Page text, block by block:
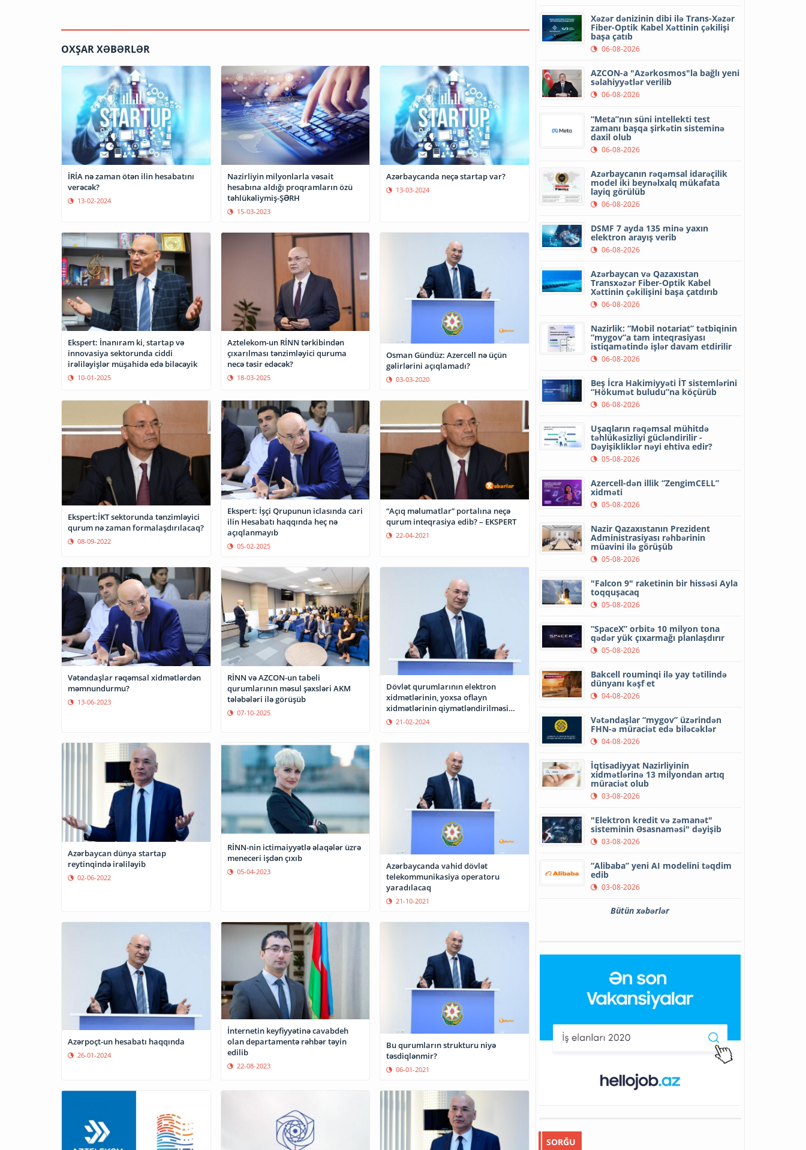
OXŞAR XƏBƏRLƏR
İRİA nə zaman ötən ilin hesabatını
verəcək?
13-02-2024
Nazirliyin milyonlarla vəsait
hesabına aldığı proqramların özü
təhlükəliymiş-ŞƏRH
15-03-2023
Azərbaycanda neçə startap var?
13-03-2024
Ekspert: İnanıram ki, startap və
innovasiya sektorunda ciddi
irəliləyişlər müşahidə edə biləcəyik
10-01-2025
Aztelekom-un RİNN tərkibindən
çıxarılması tənzimləyici quruma
necə təsir edəcək?
18-03-2025
Osman Gündüz: Azercell nə üçün
gəlirlərini açıqlamadı?
03-03-2020
Ekspert:İKT sektorunda tənzimləyici
qurum nə zaman formalaşdırılacaq?
08-09-2022
Ekspert: İşçi Qrupunun iclasında cari
ilin Hesabatı haqqında heç nə
açıqlanmayıb
05-02-2025
“Açıq məlumatlar” portalına neçə
qurum inteqrasiya edib? – EKSPERT
22-04-2021
Vətəndaşlar rəqəmsal xidmətlərdən
məmnundurmu?
13-06-2023
RİNN və AZCON-un tabeli
qurumlarının məsul şəxsləri AKM
tələbələri ilə görüşüb
07-10-2025
Dövlət qurumlarının elektron
xidmətlərinin, yoxsa oflayn
xidmətlərinin qiymətləndirilməsi
ictimai əhəmiyyət kəsb edir?
21-02-2024
Azərbaycan dünya startap
reytinqində irəliləyib
02-06-2022
RİNN-nin ictimaiyyətlə əlaqələr üzrə
meneceri işdən çıxıb
05-04-2023
Azərbaycanda vahid dövlət
telekommunikasiya operatoru
yaradılacaq
21-10-2021
Azərpoçt-un hesabatı haqqında
26-01-2024
İnternetin keyfiyyətinə cavabdeh
olan departamentə rəhbər təyin
edilib
22-08-2023
Bu qurumların strukturu niyə
təsdiqlənmir?
06-01-2021
Xəzər dənizinin dibi ilə Trans-Xəzər
Fiber-Optik Kabel Xəttinin çəkilişi
başa çatıb
06-08-2026
AZCON-a "Azərkosmos"la bağlı yeni
səlahiyyətlər verilib
06-08-2026
“Meta”nın süni intellekti test
zamanı başqa şirkətin sisteminə
daxil olub
06-08-2026
Azərbaycanın rəqəmsal idarəçilik
model iki beynəlxalq mükafata
layiq görülüb
06-08-2026
DSMF 7 ayda 135 minə yaxın
elektron arayış verib
06-08-2026
Azərbaycan və Qazaxıstan
Transxəzər Fiber-Optik Kabel
Xəttinin çəkilişini başa çatdırıb
06-08-2026
Nazirlik: “Mobil notariat” tətbiqinin
“mygov”a tam inteqrasiyası
istiqamətində işlər davam etdirilir
06-08-2026
Beş İcra Hakimiyyəti İT sistemlərini
“Hökumət buludu”na köçürüb
06-08-2026
Uşaqların rəqəmsal mühitdə
təhlükəsizliyi gücləndirilir -
Dəyişikliklər nəyi ehtiva edir?
05-08-2026
Azercell-dən illik “ZengimCELL”
xidməti
05-08-2026
Nazir Qazaxıstanın Prezident
Administrasiyası rəhbərinin
müavini ilə görüşüb
05-08-2026
"Falcon 9" raketinin bir hissəsi Ayla
toqquşacaq
05-08-2026
“SpaceX” orbitə 10 milyon tona
qədər yük çıxarmağı planlaşdırır
05-08-2026
Bakcell rouminqi ilə yay tətilində
dünyanı kəşf et
04-08-2026
Vətəndaşlar “mygov” üzərindən
FHN-ə müraciət edə biləcəklər
04-08-2026
İqtisadiyyat Nazirliyinin
xidmətlərinə 13 milyondan artıq
müraciət olub
03-08-2026
"Elektron kredit və zəmanət"
sisteminin Əsasnaməsi" dəyişib
03-08-2026
“Alibaba” yeni AI modelini təqdim
edib
03-08-2026
Bütün xəbərlər
SORĞU